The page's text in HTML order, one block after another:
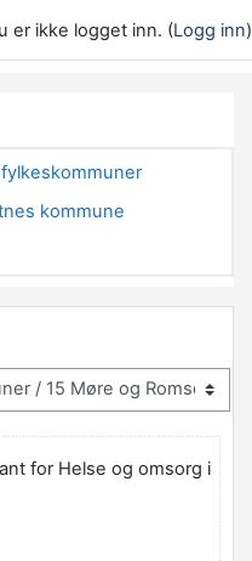
er ikke logget inn. (Logg inn)
kommune
for Helse og omsorg i